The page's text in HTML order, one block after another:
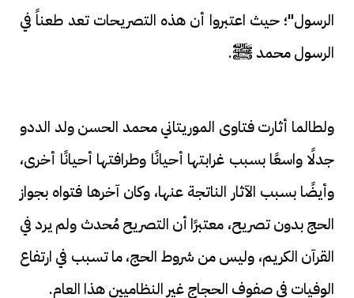
الرسول"؛ حيث اعتبروا أن هذه التصريحات تعد طعناً في
الرسول محمد ﷺ.
ولطالما أثارت فتاوى الموريتاني محمد الحسن ولد الددو
جدلًا واسعًا بسبب غرابتها أحيانًا وطرافتها أحيانًا أخرى،
وأيضًا بسبب الآثار الناتجة عنها، وكان آخرها فتواه بجواز
الحج بدون تصريح، معتبرًا أن التصريح مُحدث ولم يرد في
القرآن الكريم، وليس من شروط الحج، ما تسبب في ارتفاع
الوفيات في صفوف الحجاج غير النظاميين هذا العام.